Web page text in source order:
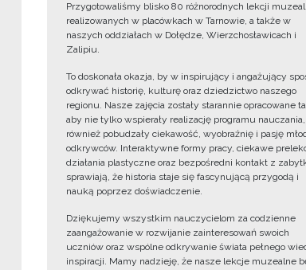
Przygotowaliśmy blisko 80 różnorodnych lekcji
realizowanych w placówkach w Tarnowie, a także w
naszych oddziałach w Dołędze, Wierzchosławicach i
Zalipiu.
To doskonała okazja, by w inspirujący i angażujący
odkrywać historię, kulturę oraz dziedzictwo naszego
regionu. Nasze zajęcia zostały starannie opracowane
aby nie tylko wspierały realizację programu
również pobudzały ciekawość, wyobraźnię i pasję
odkrywców. Interaktywne formy pracy, ciekawe
działania plastyczne oraz bezpośredni kontakt z
sprawiają, że historia staje się fascynującą przygodą i
nauką poprzez doświadczenie.
Dziękujemy wszystkim nauczycielom za codzienne
zaangażowanie w rozwijanie zainteresowań swoich
uczniów oraz wspólne odkrywanie świata pełnego
inspiracji. Mamy nadzieję, że nasze lekcje muzealne